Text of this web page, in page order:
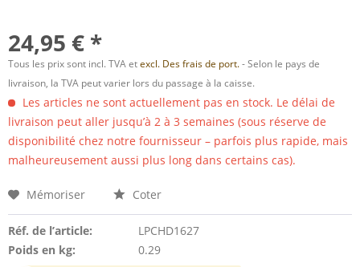
24,95 € *
Tous les prix sont incl. TVA etexcl. Des frais de port.- Selon le pays de
livraison, la TVA peut varier lors du passage à la caisse.
Les articles ne sont actuellement pas en stock. Le délai de
livraison peut aller jusqu’à 2 à 3 semaines (sous réserve de
disponibilité chez notre fournisseur – parfois plus rapide, mais
malheureusement aussi plus long dans certains cas).
Mémoriser Coter
Réf. de l’article:
LPCHD1627
Poids en kg:
0.29